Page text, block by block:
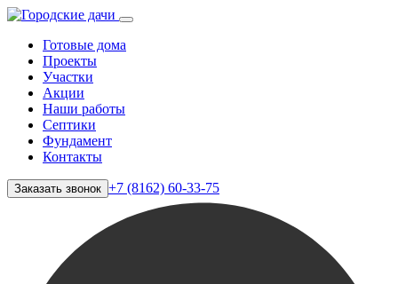
Готовые дома
Проекты
Участки
Акции
Наши работы
Септики
Фундамент
Контакты
Заказать звонок +7 (8162) 60-33-75